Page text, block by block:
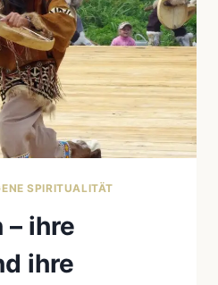
SPIRITUALITÄT
– ihre
ihre